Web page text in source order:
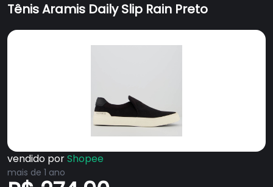
Tênis Aramis Daily Slip Rain Preto
vendido porShopee
mais de 1 ano